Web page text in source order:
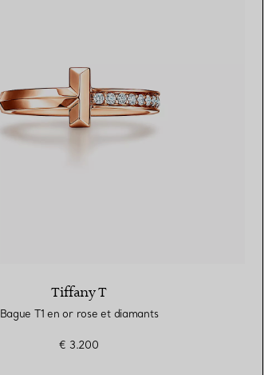
Tiffany T
Bague T1 en or rose et diamants
€ 3.200